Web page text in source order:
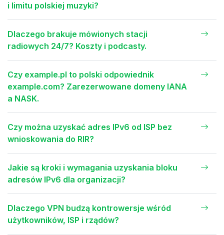
i limitu polskiej muzyki?
Dlaczego brakuje mówionych stacji
radiowych 24/7? Koszty i podcasty.
Czy example.pl to polski odpowiednik
example.com? Zarezerwowane domeny IANA
a NASK.
Czy można uzyskać adres IPv6 od ISP bez
wnioskowania do RIR?
Jakie są kroki i wymagania uzyskania bloku
adresów IPv6 dla organizacji?
Dlaczego VPN budzą kontrowersje wśród
użytkowników, ISP i rządów?